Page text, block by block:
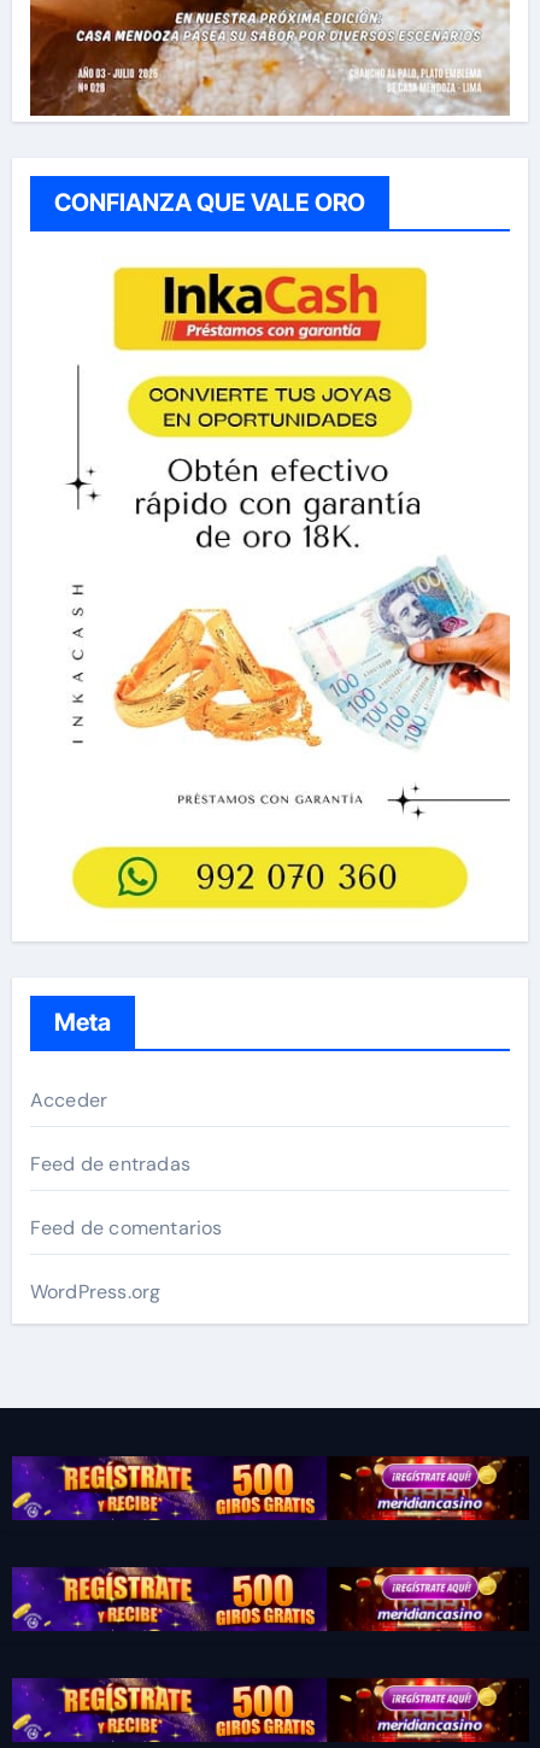
CONFIANZA QUE VALE ORO
Meta
Acceder
Feed de entradas
Feed de comentarios
WordPress.org